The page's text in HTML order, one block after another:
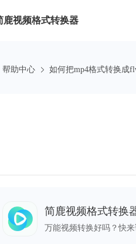
鹿视频格式转换器
帮助中心 如何把mp4格式转换成
简鹿视频格式转换
万能视频转换好吗？快